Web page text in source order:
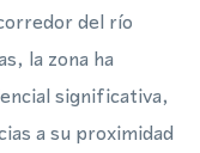
del río
la zona ha
significativa,
a su proximidad